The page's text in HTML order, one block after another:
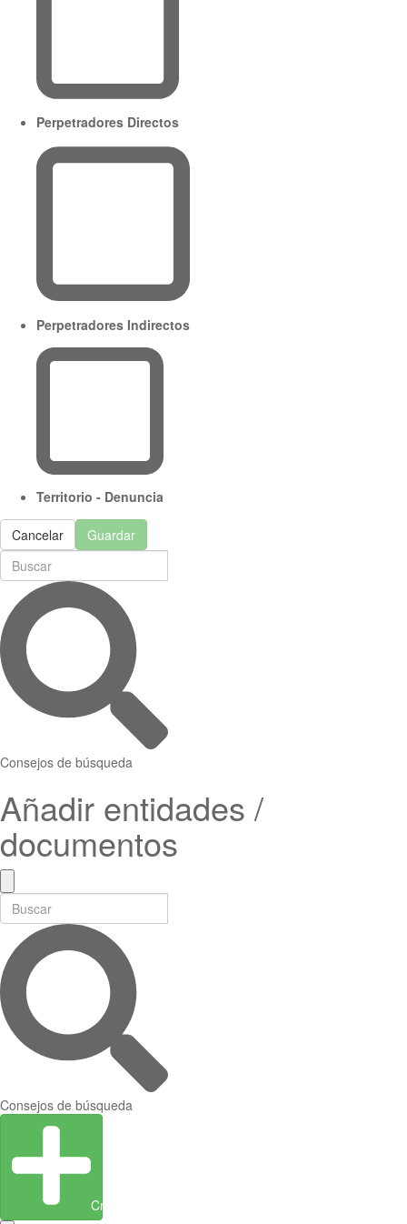
Perpetradores Directos
Perpetradores Indirectos
Territorio - Denuncia
Cancelar Guardar
Consejos de búsqueda
Añadir entidades /
documentos
Consejos de búsqueda
Crear entidad